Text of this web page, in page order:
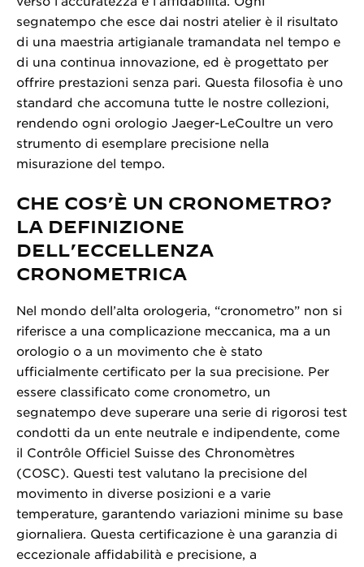
segnatempo che esce dai nostri atelier è il risultato
di una maestria artigianale tramandata nel tempo e
di una continua innovazione, ed è progettato per
offrire prestazioni senza pari. Questa filosofia è uno
standard che accomuna tutte le nostre collezioni,
rendendo ogni orologio Jaeger-LeCoultre un vero
strumento di esemplare precisione nella
misurazione del tempo.
CHE COS’È UN CRONOMETRO?
LA DEFINIZIONE
DELL’ECCELLENZA
CRONOMETRICA
Nel mondo dell’alta orologeria, “cronometro” non si
riferisce a una complicazione meccanica, ma a un
orologio o a un movimento che è stato
ufficialmente certificato per la sua precisione. Per
essere classificato come cronometro, un
segnatempo deve superare una serie di rigorosi test
condotti da un ente neutrale e indipendente, come
il Contrôle Officiel Suisse des Chronomètres
(COSC). Questi test valutano la precisione del
movimento in diverse posizioni e a varie
temperature, garantendo variazioni minime su base
giornaliera. Questa certificazione è una garanzia di
eccezionale affidabilità e precisione, a